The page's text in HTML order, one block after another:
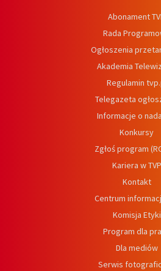
Abonament
Rada
Ogłoszenia
Akademia
Regulamin
Telegazeta
Informacje o
Konkursy
Zgłoś program
Kariera w TVP
Kontakt
Centrum
Komisja Etyki
Program dla
Dla mediów
Serwis